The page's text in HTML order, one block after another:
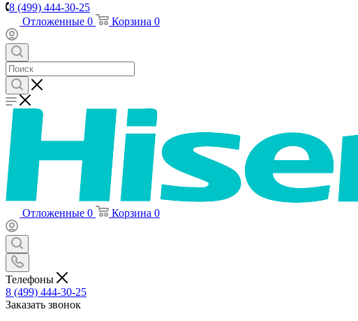
8 (499) 444-30-25
Отложенные 0 Корзина 0
Отложенные 0 Корзина 0
Телефоны
8 (499) 444-30-25
Заказать звонок